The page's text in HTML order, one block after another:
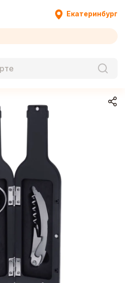
Екатеринбург